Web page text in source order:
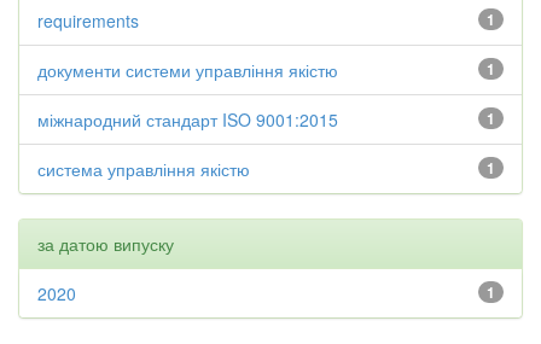
1
requirements
1
документи системи управління якістю
1
міжнародний стандарт ISO 9001:2015
1
система управління якістю
за датою випуску
1
2020